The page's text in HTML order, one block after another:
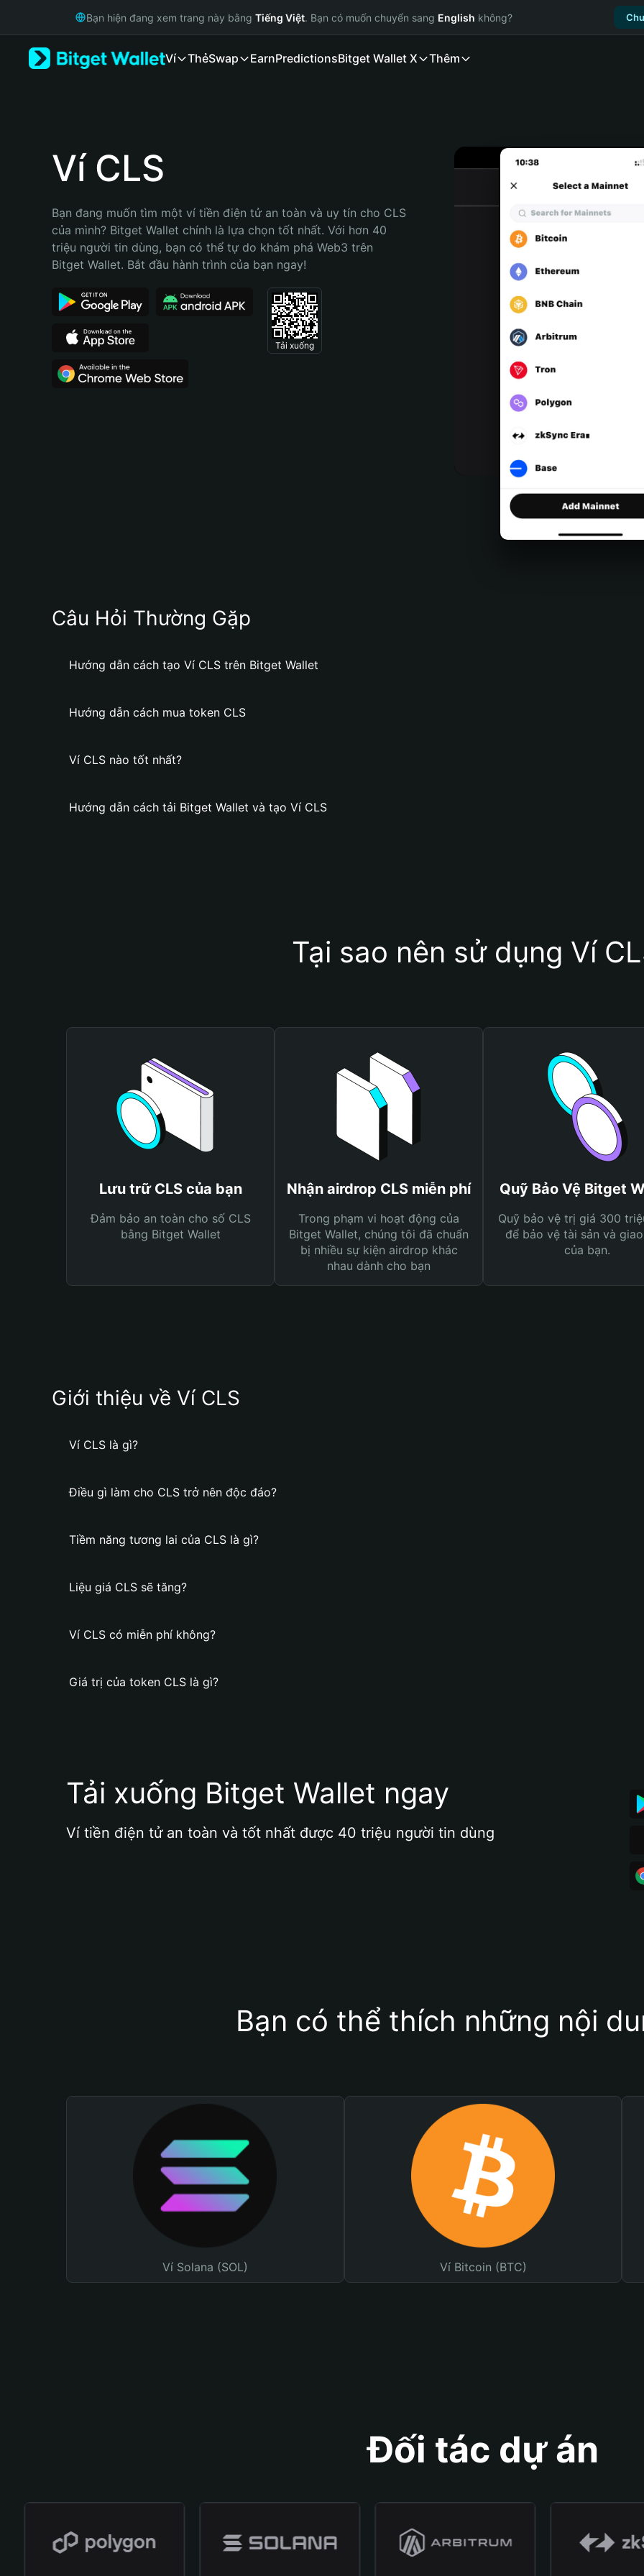
Русский
Bahasa Indonesia
Português (Brasil)
Bạn hiện đang xem trang này bằng Tiếng Việt. Bạn có muốn chuyển sang English không?
Ví ThẻSwap EarnPredictionsBitget Wallet X Thêm
Ví CLS
Bạn đang muốn tìm một ví tiền điện tử an toàn và uy tín cho CLS
của mình? Bitget Wallet chính là lựa chọn tốt nhất. Với hơn 40
triệu người tin dùng, bạn có thể tự do khám phá Web3 trên
Bitget Wallet. Bắt đầu hành trình của bạn ngay!
Tải xuống
Câu Hỏi Thường Gặp
Hướng dẫn cách tạo Ví CLS trên Bitget Wallet
Hướng dẫn cách mua token CLS
Ví CLS nào tốt nhất?
Hướng dẫn cách tải Bitget Wallet và tạo Ví CLS
Tại sao nên sử dụng Ví
Lưu trữ CLS của bạn
Đảm bảo an toàn cho số CLS
bằng Bitget Wallet
Nhận airdrop CLS miễn phí
Trong phạm vi hoạt động của
Bitget Wallet, chúng tôi đã chuẩn
bị nhiều sự kiện airdrop khác
nhau dành cho bạn
Quỹ Bảo Vệ Bitget
Quỹ bảo vệ trị giá 300
để bảo vệ tài sản và
của bạn.
Giới thiệu về Ví CLS
Ví CLS là gì?
Điều gì làm cho CLS trở nên độc đáo?
Tiềm năng tương lai của CLS là gì?
Liệu giá CLS sẽ tăng?
Ví CLS có miễn phí không?
Giá trị của token CLS là gì?
Tải xuống Bitget Wallet ngay
Ví tiền điện tử an toàn và tốt nhất được 40 triệu người tin dùng
Bạn có thể thích những nội
Ví Solana (SOL) Ví Bitcoin (BTC)
Đối tác dự án